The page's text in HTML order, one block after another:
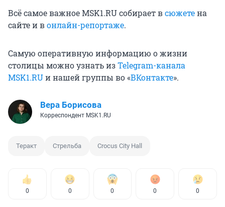
Всё самое важное MSK1.RU собирает всюжетена
сайте и вонлайн-репортаже.
Самую оперативную информацию о жизни
столицы можно узнать изTelegram-канала
MSK1.RUи нашей группы во «ВКонтакте».
Вера Борисова
Корреспондент MSK1.RU
Теракт Стрельба Crocus City Hall
0 0 0 0 0